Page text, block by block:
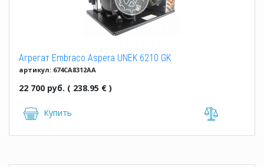
Агрегат Embraco Aspera UNEK 6210 GK
артикул: 674CA8312AA
22 700 руб. ( 238.95 € )
Купить